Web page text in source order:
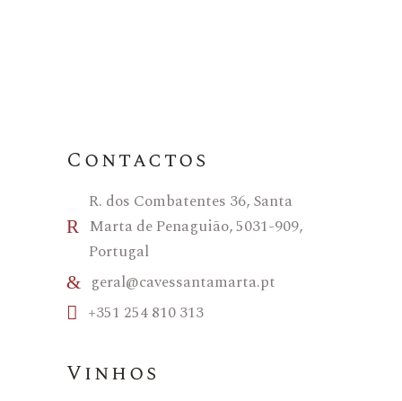
Contactos
R. dos Combatentes 36, Santa
Marta de Penaguião, 5031-909,
Portugal
geral@cavessantamarta.pt
+351 254 810 313
Vinhos